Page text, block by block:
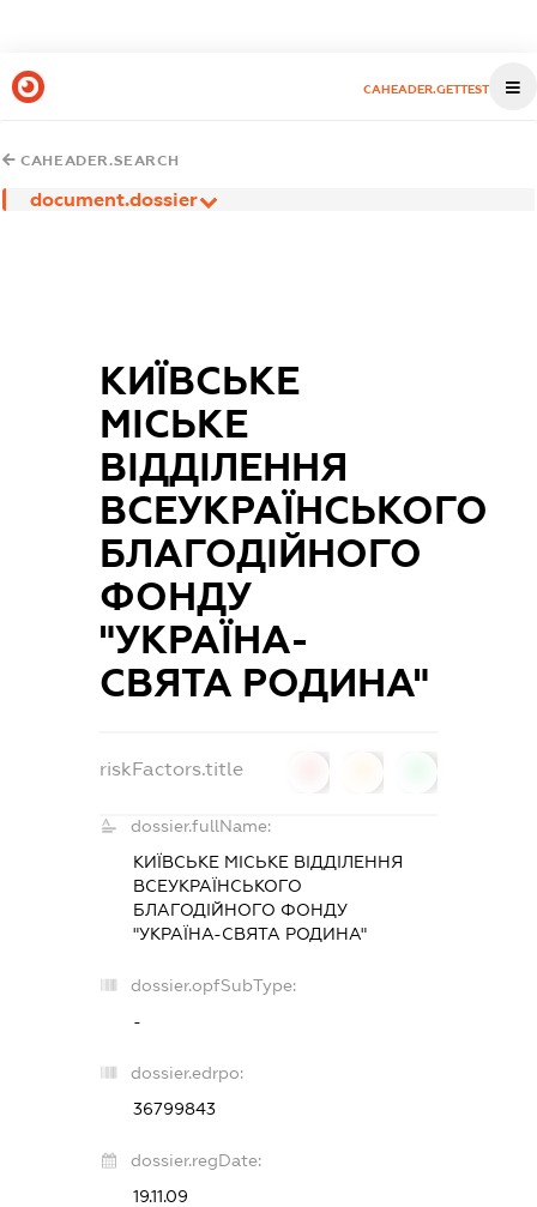
CAHEADER.GETTEST
CAHEADER.SEARCH
document.dossier
КИЇВСЬКЕ
МІСЬКЕ
ВІДДІЛЕННЯ
ВСЕУКРАЇНСЬКОГО
БЛАГОДІЙНОГО
ФОНДУ
"УКРАЇНА-
СВЯТА РОДИНА"
riskFactors.title
dossier.fullName:
КИЇВСЬКЕ МІСЬКЕ ВІДДІЛЕННЯ
ВСЕУКРАЇНСЬКОГО
БЛАГОДІЙНОГО ФОНДУ
"УКРАЇНА-СВЯТА РОДИНА"
dossier.opfSubType:
-
dossier.edrpo:
36799843
dossier.regDate:
19.11.09